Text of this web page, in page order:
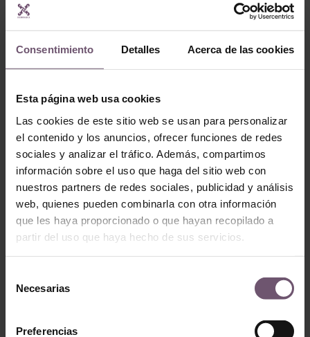
Consentimiento Detalles Acerca de las cookies
Esta página web usa cookies
Las cookies de este sitio web se usan para personalizar
el contenido y los anuncios, ofrecer funciones de redes
sociales y analizar el tráfico. Además, compartimos
información sobre el uso que haga del sitio web con
nuestros partners de redes sociales, publicidad y análisis
web, quienes pueden combinarla con otra información
que les haya proporcionado o que hayan recopilado a
partir del uso que haya hecho de sus servicios.
Necesarias
Preferencias
lv04 – Mod.
Cantillana
LEER MÁS
lv32 – Mod. Baena
LEER MÁS
Lavabos